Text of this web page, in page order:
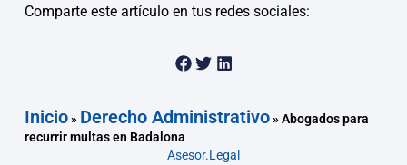
Comparte este artículo en tus redes sociales:
Inicio» Derecho Administrativo»Abogados para
recurrir multas en Badalona
Asesor.Legal